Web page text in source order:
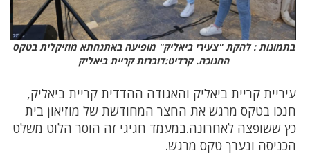
בתמונות : להקת "צעירי ביאליק" מופיעה באתנחתא מוזיקלית בטקס
החנוכה. קרדיט:דוברות קריית ביאליק
עיריית קריית ביאליק והאגודה ההדדית קריית ביאליק,
חנכו בטקס מרגש את החצר המחודשת של מוזיאון בית
כץ ששופצה לאחרונה.במעמד חגיגי זה הוסר הלוט משלט
הכניסה ונערך טקס מרגש.